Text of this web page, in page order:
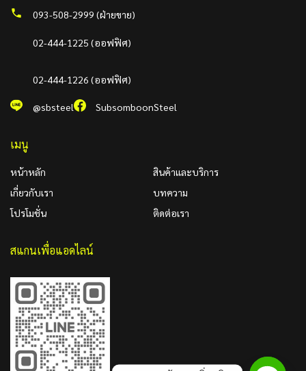
093-508-2999 (ฝ่ายขาย)
02-444-1225 (ออฟฟิศ)
02-444-1226 (ออฟฟิศ)
@sbsteel SubsomboonSteel
เมนู
หน้าหลัก
เกี่ยวกับเรา
โปรโมชั่น
สินค้าและบริการ
บทความ
ติดต่อเรา
สแกนเพื่อแอดไลน์